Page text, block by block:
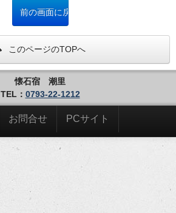
このページのTOPへ
懐石宿 潮里
TEL： 0793-22-1212
お問合せ PCサイト